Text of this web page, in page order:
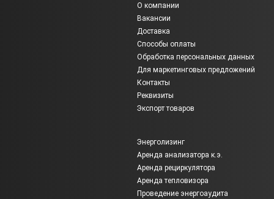
О компании
Вакансии
Доставка
Способы оплаты
Обработка персональных данных
Для маркетинговых предложений
Контакты
Реквизиты
Экспорт товаров
Энерголизинг
Аренда анализатора к.э.
Аренда рециркулятора
Аренда тепловизора
Проведение энергоаудита